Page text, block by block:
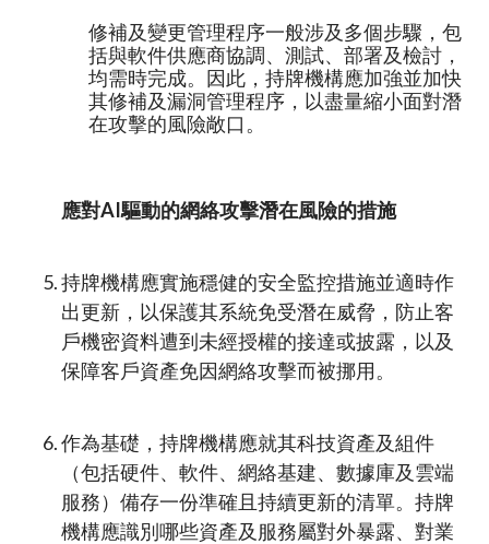
修補及變更管理程序一般涉及多個步驟，包
括與軟件供應商協調、測試、部署及檢討，
均需時完成。因此，持牌機構應加強並加快
其修補及漏洞管理程序，以盡量縮小面對潛
在攻擊的風險敞口。
應對AI驅動的網絡攻擊潛在風險的措施
持牌機構應實施穩健的安全監控措施並適時作
出更新，以保護其系統免受潛在威脅，防止客
戶機密資料遭到未經授權的接達或披露，以及
保障客戶資產免因網絡攻擊而被挪用。
作為基礎，持牌機構應就其科技資產及組件
（包括硬件、軟件、網絡基建、數據庫及雲端
服務）備存一份準確且持續更新的清單。持牌
機構應識別哪些資產及服務屬對外暴露、對業